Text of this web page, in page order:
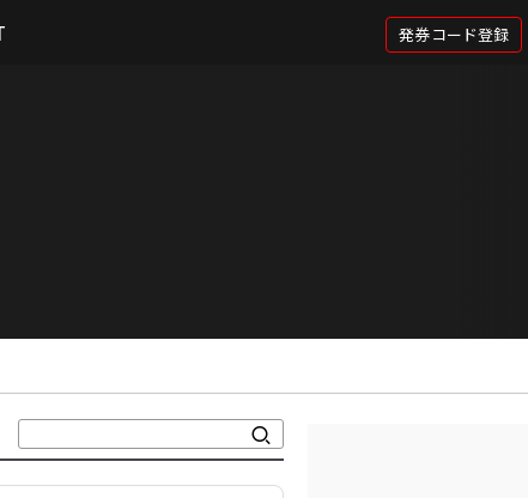
発券コード登録